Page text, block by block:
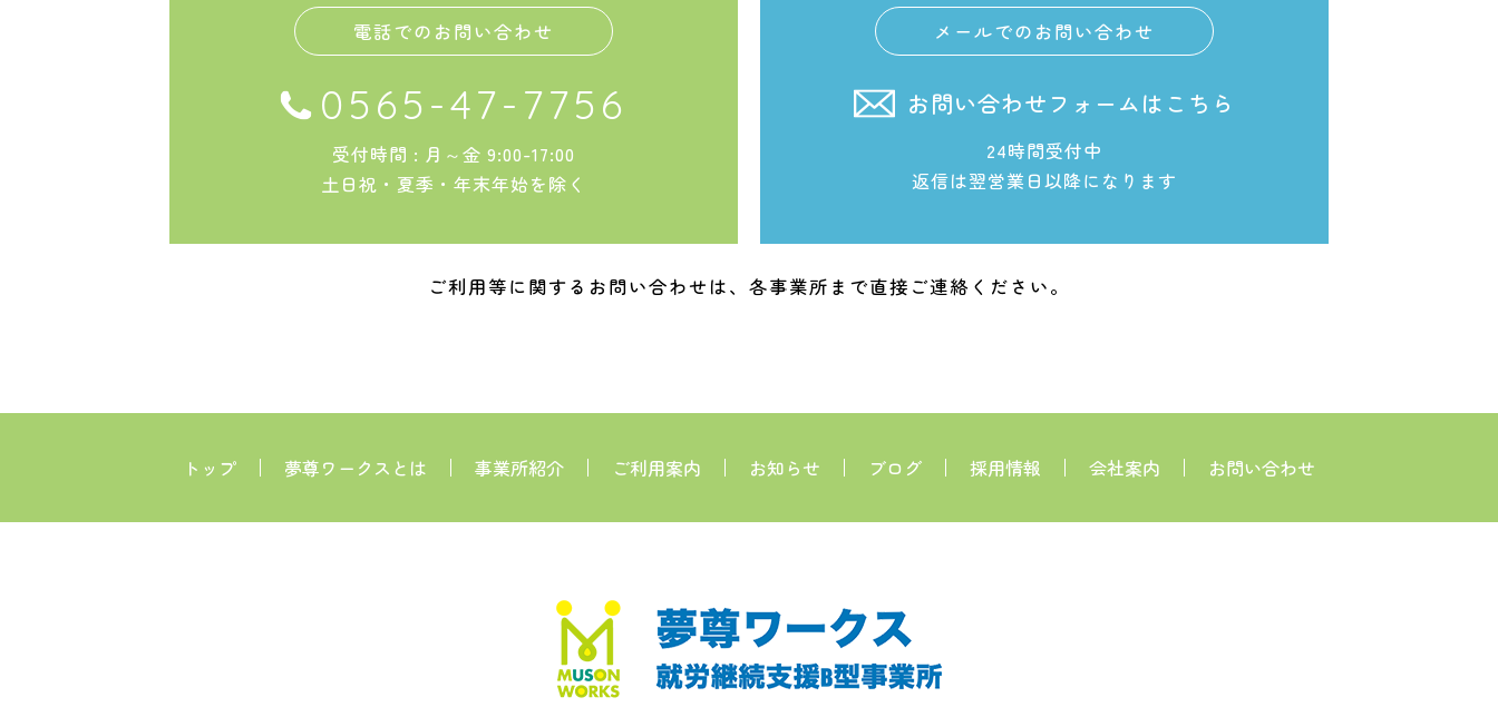
電話でのお問い合わせ
0565-47-7756
受付時間 : 月～金 9:00-17:00
土日祝・夏季・年末年始を除く
メールでのお問い合わせ
お問い合わせフォームはこちら
24時間受付中
返信は翌営業日以降になります
ご利用等に関するお問い合わせは、各事業所まで直接ご連絡ください。
トップ 夢尊ワークスとは 事業所紹介 ご利用案内 お知らせ ブログ 採用情報 会社案内 お問い合わせ